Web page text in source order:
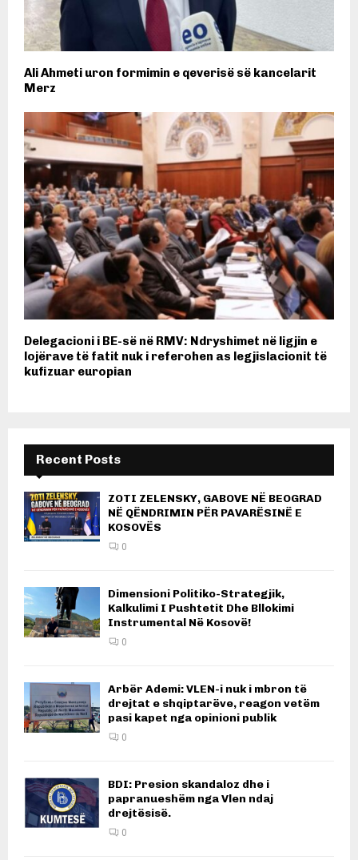
Ali Ahmeti uron formimin e qeverisë së kancelarit
Merz
Delegacioni i BE-së në RMV: Ndryshimet në ligjin e
lojërave të fatit nuk i referohen as legjislacionit të
kufizuar europian
Recent Posts
ZOTI ZELENSKY, GABOVE NË BEOGRAD
NË QËNDRIMIN PËR PAVARËSINË E
KOSOVËS
0
Dimensioni Politiko-Strategjik,
Kalkulimi I Pushtetit Dhe Bllokimi
Instrumental Në Kosovë!
0
Arbër Ademi: VLEN-i nuk i mbron të
drejtat e shqiptarëve, reagon vetëm
pasi kapet nga opinioni publik
0
BDI: Presion skandaloz dhe i
papranueshëm nga Vlen ndaj
drejtësisë.
0